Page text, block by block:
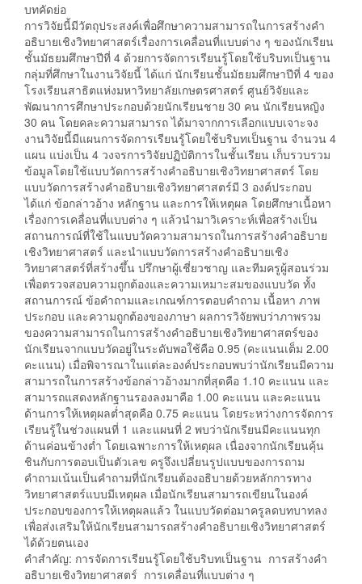
บทคัดย่อ
การวิจัยนี้มีวัตถุประสงค์เพื่อศึกษาความสามารถในการสร้างคำ
อธิบายเชิงวิทยาศาสตร์เรื่องการเคลื่อนที่แบบต่าง ๆ ของนักเรียน
ชั้นมัธยมศึกษาปีที่ 4 ด้วยการจัดการเรียนรู้โดยใช้บริบทเป็นฐาน
กลุ่มที่ศึกษาในงานวิจัยนี้ ได้แก่ นักเรียนชั้นมัธยมศึกษาปีที่ 4 ของ
โรงเรียนสาธิตแห่งมหาวิทยาลัยเกษตรศาสตร์ ศูนย์วิจัยและ
พัฒนาการศึกษาประกอบด้วยนักเรียนชาย 30 คน นักเรียนหญิง
30 คน โดยคละความสามารถ ได้มาจากการเลือกแบบเจาะจง
งานวิจัยนี้มีแผนการจัดการเรียนรู้โดยใช้บริบทเป็นฐาน จำนวน 4
แผน แบ่งเป็น 4 วงจรการวิจัยปฏิบัติการในชั้นเรียน เก็บรวบรวม
ข้อมูลโดยใช้แบบวัดการสร้างคำอธิบายเชิงวิทยาศาสตร์ โดย
แบบวัดการสร้างคำอธิบายเชิงวิทยาศาสตร์มี 3 องค์ประกอบ
ได้แก่ ข้อกล่าวอ้าง หลักฐาน และการให้เหตุผล โดยศึกษาเนื้อหา
เรื่องการเคลื่อนที่แบบต่าง ๆ แล้วนำมาวิเคราะห์เพื่อสร้างเป็น
สถานการณ์ที่ใช้ในแบบวัดความสามารถในการสร้างคำอธิบาย
เชิงวิทยาศาสตร์ และนำแบบวัดการสร้างคำอธิบายเชิง
วิทยาศาสตร์ที่สร้างขึ้น ปรึกษาผู้เชี่ยวชาญ และทีมครูผู้สอนร่วม
เพื่อตรวจสอบความถูกต้องและความเหมาะสมของแบบวัด ทั้ง
สถานการณ์ ข้อคำถามและเกณฑ์การตอบคำถาม เนื้อหา ภาพ
ประกอบ และความถูกต้องของภาษา ผลการวิจัยพบว่าภาพรวม
ของความสามารถในการสร้างคำอธิบายเชิงวิทยาศาสตร์ของ
นักเรียนจากแบบวัดอยู่ในระดับพอใช้คือ 0.95 (คะแนนเต็ม 2.00
คะแนน) เมื่อพิจารณาในแต่ละองค์ประกอบพบว่านักเรียนมีความ
สามารถในการสร้างข้อกล่าวอ้างมากที่สุดคือ 1.10 คะแนน และ
สามารถแสดงหลักฐานรองลงมาคือ 1.00 คะแนน และคะแนน
ด้านการให้เหตุผลต่ำสุดคือ 0.75 คะแนน โดยระหว่างการจัดการ
เรียนรู้ในช่วงแผนที่ 1 และแผนที่ 2 พบว่านักเรียนมีคะแนนทุก
ด้านค่อนข้างต่ำ โดยเฉพาะการให้เหตุผล เนื่องจากนักเรียนคุ้น
ชินกับการตอบเป็นตัวเลข ครูจึงเปลี่ยนรูปแบบของการถาม
คำถามเน้นเป็นคำถามที่นักเรียนต้องอธิบายด้วยหลักการทาง
วิทยาศาสตร์แบบมีเหตุผล เมื่อนักเรียนสามารถเขียนในองค์
ประกอบของการให้เหตุผลแล้ว ในแบบวัดต่อมาครูลดบทบาทลง
เพื่อส่งเสริมให้นักเรียนสามารถสร้างคำอธิบายเชิงวิทยาศาสตร์
ได้ด้วยตนเอง
คำสำคัญ: การจัดการเรียนรู้โดยใช้บริบทเป็นฐาน การสร้างคำ
อธิบายเชิงวิทยาศาสตร์ การเคลื่อนที่แบบต่าง ๆ